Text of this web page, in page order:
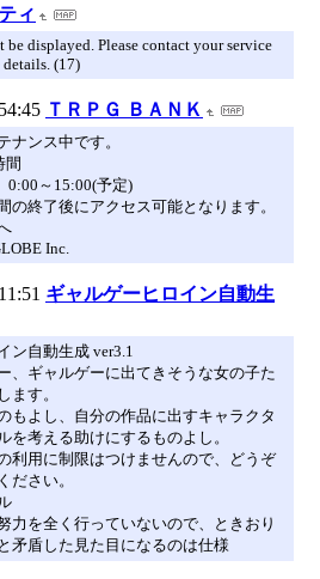
ィ
be displayed. Please contact your service
(17)
ＴＲＰＧ ＢＡＮＫ
ナンス中です。
間
～15:00(予定)
の終了後にアクセス可能となります。
Inc.
ギャルゲーヒロイン自動生
ン自動生成 ver3.1
、ギャルゲーに出てきそうな女の子た
ます。
もよし、自分の作品に出すキャラクタ
を考える助けにするものよし。
利用に制限はつけませんので、どうぞ
ださい。
力を全く行っていないので、ときおり
矛盾した見た目になるのは仕様